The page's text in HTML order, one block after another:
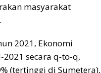
masyarakat
2021, Ekonomi
secara q-to-q,
(tertinggi di Sumetera),